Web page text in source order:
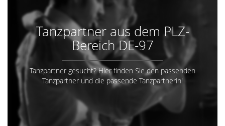
Tanzpartner aus dem PLZ-
Bereich DE-97
Tanzpartner gesucht? Hier finden Sie den passenden
Tanzpartner und die passende Tanzpartnerin!